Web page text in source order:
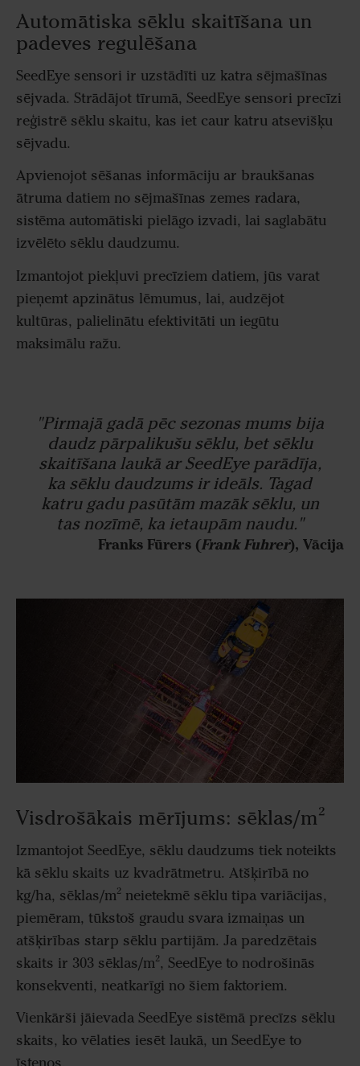
Automātiska sēklu skaitīšana un
padeves regulēšana
SeedEye sensori ir uzstādīti uz katra sējmašīnas
sējvada. Strādājot tīrumā, SeedEye sensori precīzi
reģistrē sēklu skaitu, kas iet caur katru atsevišķu
sējvadu.
Apvienojot sēšanas informāciju ar braukšanas
ātruma datiem no sējmašīnas zemes radara,
sistēma automātiski pielāgo izvadi, lai saglabātu
izvēlēto sēklu daudzumu.
Izmantojot piekļuvi precīziem datiem, jūs varat
pieņemt apzinātus lēmumus, lai, audzējot
kultūras, palielinātu efektivitāti un iegūtu
maksimālu ražu.
"Pirmajā gadā pēc sezonas mums bija
daudz pārpalikušu sēklu, bet sēklu
skaitīšana laukā ar SeedEye parādīja,
ka sēklu daudzums ir ideāls. Tagad
katru gadu pasūtām mazāk sēklu, un
tas nozīmē, ka ietaupām naudu."
Franks Fūrers (Frank Fuhrer), Vācija
Visdrošākais mērījums: sēklas/m²
Izmantojot SeedEye, sēklu daudzums tiek noteikts
kā sēklu skaits uz kvadrātmetru. Atšķirībā no
kg/ha, sēklas/m² neietekmē sēklu tipa variācijas,
piemēram, tūkstoš graudu svara izmaiņas un
atšķirības starp sēklu partijām. Ja paredzētais
skaits ir 303 sēklas/m², SeedEye to nodrošinās
konsekventi, neatkarīgi no šiem faktoriem.
Vienkārši jāievada SeedEye sistēmā precīzs sēklu
skaits, ko vēlaties iesēt laukā, un SeedEye to